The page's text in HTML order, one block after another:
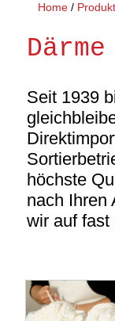
Home
Därme
Seit 1939
höchste
nach Ihren
wir auf fast